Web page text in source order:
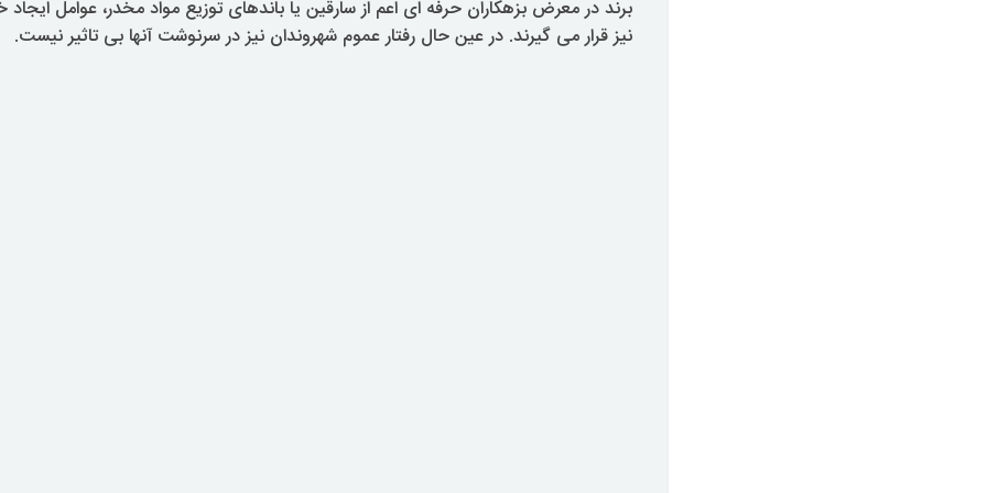
برند در معرض بزهکاران حرفه ای اعم از سارقین یا باندهای توزیع مواد مخدر، عوامل
نیز قرار می گیرند. در عین حال رفتار عموم شهروندان نیز در سرنوشت آنها بی تاثیر نیست.